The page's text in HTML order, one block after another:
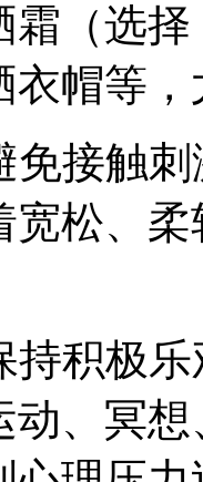
（选择
衣帽等
免接触
宽松、
持积极
动、冥